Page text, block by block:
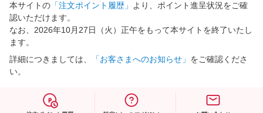
本サイトの 「注文ポイント履歴」
より、ポイント進呈状況をご確
認いただけます。
なお、2026年10月27日（火）正午をもって本サイトを終了いたし
ます。
詳細につきましては、
「お客さまへのお知らせ」 をご確認くださ
い。